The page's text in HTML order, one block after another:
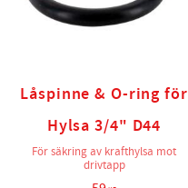
Låspinne & O-ring för
Hylsa 3/4" D44
För säkring av krafthylsa mot
drivtapp